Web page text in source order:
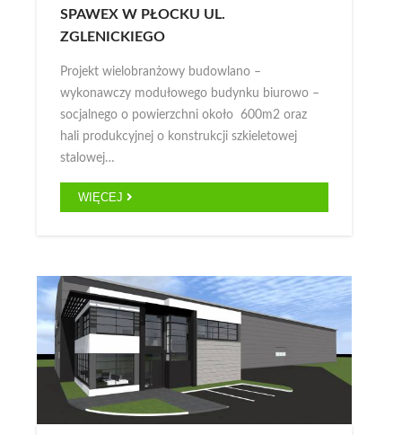
SPAWEX W PŁOCKU UL.
ZGLENICKIEGO
Projekt wielobranżowy budowlano –
wykonawczy modułowego budynku biurowo –
socjalnego o powierzchni około 600m2 oraz
hali produkcyjnej o konstrukcji szkieletowej
stalowej…
WIĘCEJ